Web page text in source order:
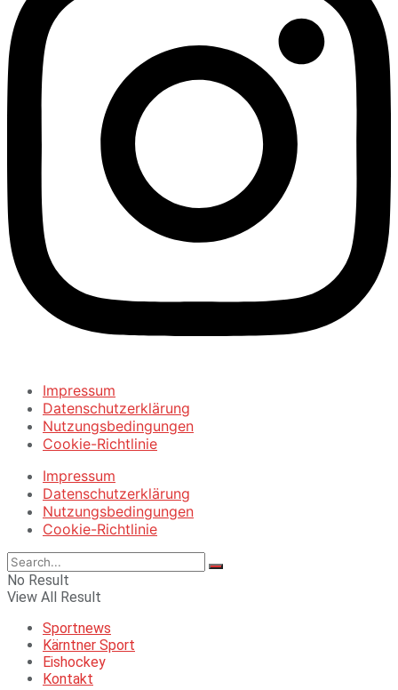
Impressum
Datenschutzerklärung
Nutzungsbedingungen
Cookie-Richtlinie
Impressum
Datenschutzerklärung
Nutzungsbedingungen
Cookie-Richtlinie
No Result
View All Result
Sportnews
Kärntner Sport
Eishockey
Kontakt